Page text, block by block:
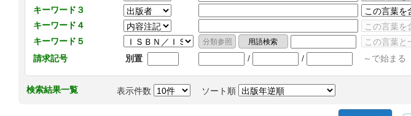
キーワード３
キーワード４
キーワード５
請求記号
別置 / / ～で始まる
検索結果一覧 表示件数 ソート順